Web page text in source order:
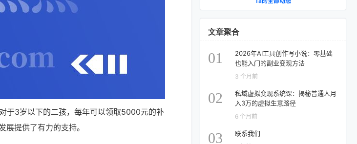
于3岁以下的二孩，每年可以领取5000元的补
提供了有力的支持。
文章聚合
01
2026年AI工具创作写小说：零基础
也能入门的副业变现方法
3 个月前
02
私域虚拟变现系统课：揭秘普通人月
入3万的虚拟生意路径
6 个月前
03 联系我们